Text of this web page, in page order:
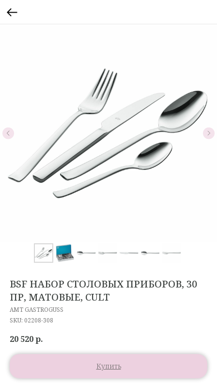
BSF НАБОР СТОЛОВЫХ ПРИБОРОВ, 30
ПР, МАТОВЫЕ, CULT
AMT GASTROGUSS
SKU: 02208-308
20 520р.
Купить